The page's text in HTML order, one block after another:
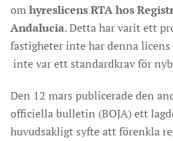
omhyreslicens RTA hos
Andalucia. Detta har varit ett
fastigheter inte har denna
inte var ett standardkrav för
Den 12 mars publicerade den
officiella bulletin (BOJA) ett
huvudsakligt syfte att förenkla